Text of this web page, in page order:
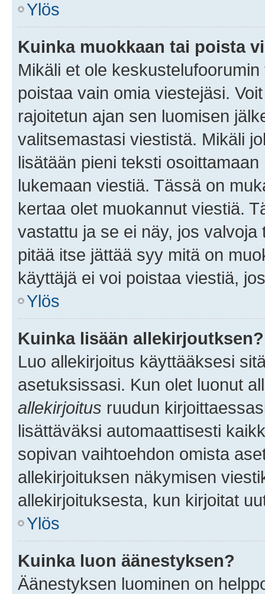
Ylös
Kuinka muokkaan tai poista
Mikäli et ole
poistaa vain omia viestejäsi.
rajoitetun ajan sen luomisen
valitsemastasi viestistä. Mikäli
lisätään pieni teksti
lukemaan viestiä. Tässä on
kertaa olet muokannut viestiä.
vastattu ja se ei näy, jos
pitää itse jättää syy mitä on
käyttäjä ei voi poistaa viestiä,
Ylös
Kuinka lisään allekirjoutksen?
Luo allekirjoitus käyttääksesi
asetuksissasi. Kun olet luonut
allekirjoitus ruudun
lisättäväksi automaattisesti
sopivan vaihtoehdon omista
allekirjoituksen näkymisen
allekirjoituksesta, kun kirjoitat
Ylös
Kuinka luon äänestyksen?
Äänestyksen luominen on